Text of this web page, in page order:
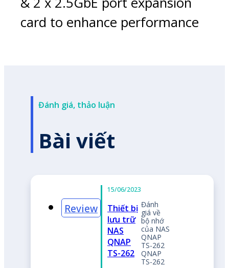
card to enhance performance
Đánh giá, thảo luận
Bài viết